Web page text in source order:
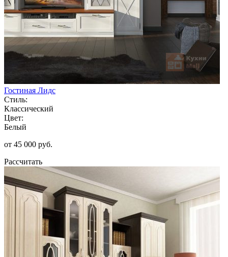
Гостиная Лидс
Стиль:
Классический
Цвет:
Белый
от 45 000 руб.
Рассчитать